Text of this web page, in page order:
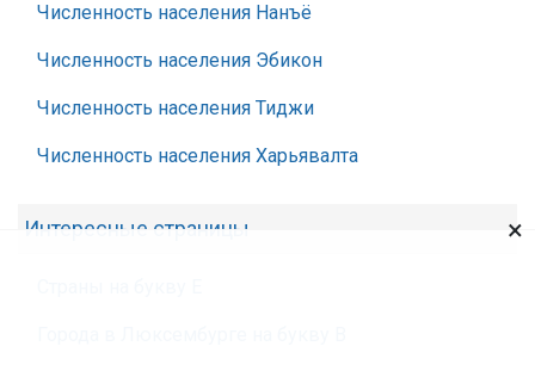
Численность населения Нанъё
Численность населения Эбикон
Численность населения Тиджи
Численность населения Харьявалта
Интересные страницы ×